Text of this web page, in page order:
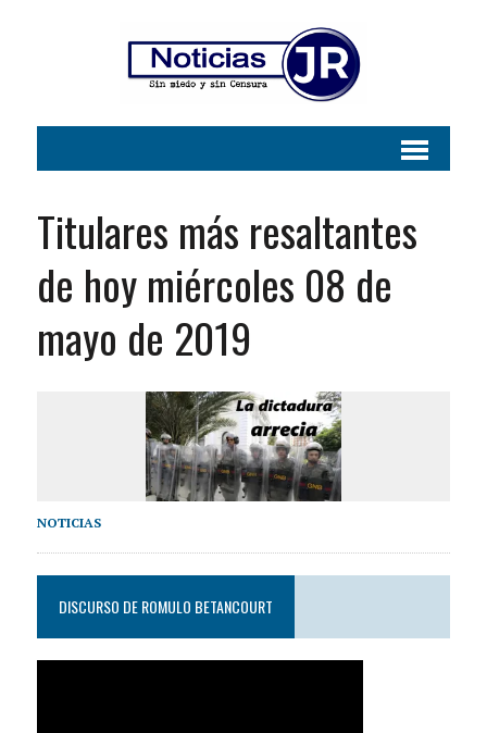
Titulares más resaltantes
de hoy miércoles 08 de
mayo de 2019
NOTICIAS
DISCURSO DE ROMULO BETANCOURT